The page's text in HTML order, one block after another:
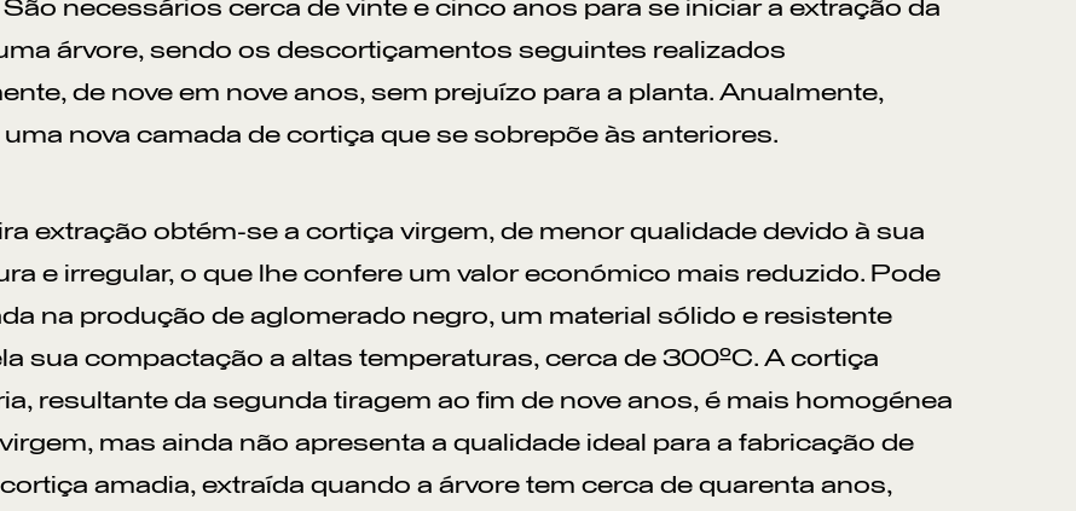
São necessários cerca de vinte e cinco anos para se iniciar a extração da
árvore, sendo os descortiçamentos seguintes realizados
de nove em nove anos, sem prejuízo para a planta. Anualmente,
nova camada de cortiça que se sobrepõe às anteriores.
extração obtém-se a cortiça virgem, de menor qualidade devido à sua
e irregular, o que lhe confere um valor económico mais reduzido. Pode
na produção de aglomerado negro, um material sólido e resistente
sua compactação a altas temperaturas, cerca de 300ºC. A cortiça
resultante da segunda tiragem ao fim de nove anos, é mais homogénea
mas ainda não apresenta a qualidade ideal para a fabricação de
amadia, extraída quando a árvore tem cerca de quarenta anos,